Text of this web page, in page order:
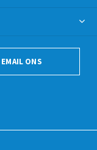
EMAIL ONS